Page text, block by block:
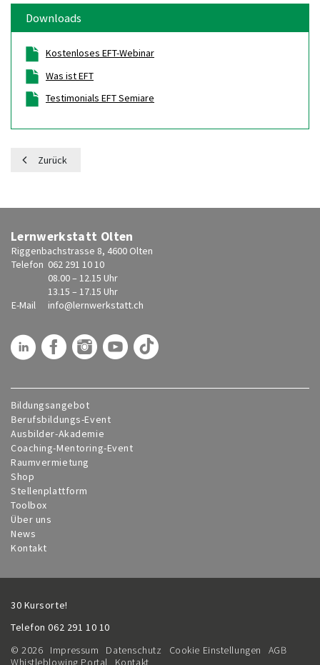
Downloads
Kostenloses EFT-Webinar
Was ist EFT
Testimonials EFT Semiare
Zurück
Lernwerkstatt Olten
Riggenbachstrasse 8, 4600 Olten
Telefon 062 291 10 10
08.00 – 12.15 Uhr
13.15 – 17.15 Uhr
E-Mail
info@lernwerkstatt.ch
Bildungsangebot
Berufsbildungs-Event
Ausbilder-Akademie
Coaching-Mentoring-Event
Raumvermietung
Shop
Stellenplattform
Toolbox
Über uns
News
Kontakt
30 Kursorte!
Telefon062 291 10 10
© 2026
Impressum Datenschutz Cookie Einstellungen
AGB
Whistleblowing Portal
Kontakt